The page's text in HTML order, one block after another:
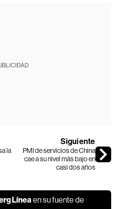
la
Siguiente
PMI de servicios de China
cae a su nivel más bajo en
casi dos años
Líneaen su fuente de